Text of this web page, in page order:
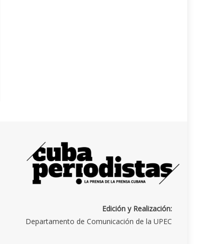
Edición y Realización:
Departamento de Comunicación de la UPEC